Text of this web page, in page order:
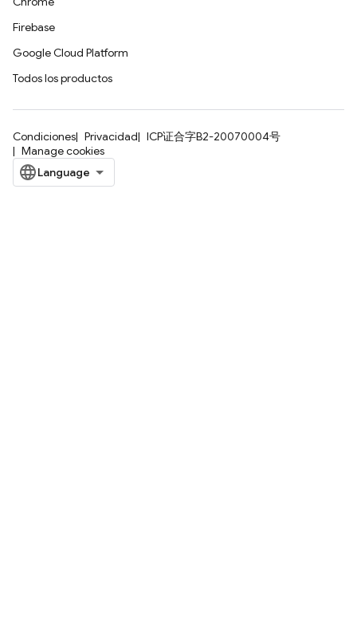
Firebase
Google Cloud Platform
Todos los productos
Condiciones Privacidad
ICP证合字B2-20070004号
Manage cookies